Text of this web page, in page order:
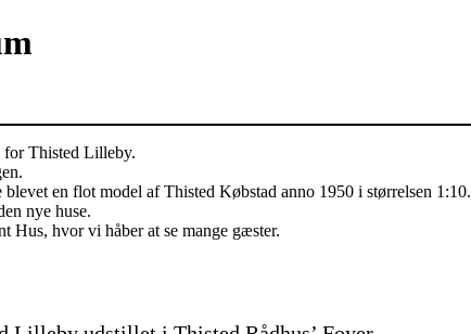
for Thisted Lilleby.
en flot model af Thisted Købstad anno 1950 i størrelsen 1:10.
nye huse.
Hus, hvor vi håber at se mange gæster.